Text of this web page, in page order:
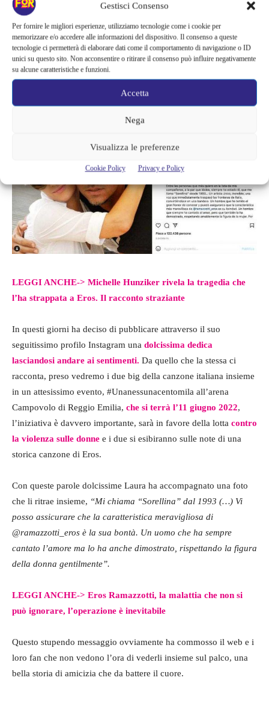
Gestisci Consenso
Per fornire le migliori esperienze, utilizziamo tecnologie come i cookie per
memorizzare e/o accedere alle informazioni del dispositivo. Il consenso a queste
tecnologie ci permetterà di elaborare dati come il comportamento di navigazione o ID
unici su questo sito. Non acconsentire o ritirare il consenso può influire negativamente
su alcune caratteristiche e funzioni.
Accetta
Nega
Visualizza le preferenze
Cookie Policy Privacy e Policy
Una delle donne e colleghe con le qualiEros ha un vero e
profondo rapporto di amiciziaè proprio una delle cantanti più
famose del nostro Paese e del mondo, ultimamente l’abbiamo
anche vita alla conduzione dell’Eurovision 2022, non ci si può
sbagliare, stiamo parlando proprio di lei,
LEGGI ANCHE-> Michelle Hunziker rivela la tragedia che
l’ha strappata a Eros. Il racconto straziante
In questi giorni ha deciso di pubblicare attraverso il suo
seguitissimo profilo Instagram una dolcissima dedica
lasciandosi andare ai sentimenti. Da quello che la stessa ci
racconta, preso vedremo i due big della canzone italiana insieme
in un attesissimo evento, #Unanessunacentomila all’arena
Campovolo di Reggio Emilia, che si terrà l’11 giugno 2022,
l’iniziativa è davvero importante, sarà in favore della lotta contro
la violenza sulle donne e i due si esibiranno sulle note di una
storica canzone di Eros.
Con queste parole dolcissime Laura ha accompagnato una foto
che li ritrae insieme, “Mi chiama “Sorellina” dal 1993 (…) Vi
posso assicurare che la caratteristica meravigliosa di
@ramazzotti_eros è la sua bontà. Un uomo che ha sempre
cantato l’amore ma lo ha anche dimostrato, rispettando la figura
della donna gentilmente”.
LEGGI ANCHE-> Eros Ramazzotti, la malattia che non si
può ignorare, l’operazione è inevitabile
Questo stupendo messaggio ovviamente ha commosso il web e i
loro fan che non vedono l’ora di vederli insieme sul palco, una
bella storia di amicizia che da battere il cuore.